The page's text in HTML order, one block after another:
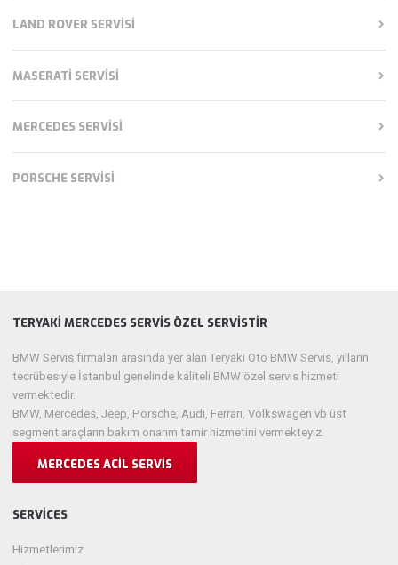
LAND ROVER SERVISI
MASERATI SERVISI
MERCEDES SERVISI
PORSCHE SERVISI
TERYAKI MERCEDES SERVIS ÖZEL SERVISTIR
BMW Servis firmaları arasında yer alan Teryaki Oto BMW Servis, yılların
tecrübesiyle İstanbul genelinde kaliteli BMW özel servis hizmeti
vermektedir.
BMW, Mercedes, Jeep, Porsche, Audi, Ferrari, Volkswagen vb üst
segment araçların bakım onarım tamir hizmetini vermekteyiz.
MERCEDES ACIL SERVIS
SERVICES
Hizmetlerimiz